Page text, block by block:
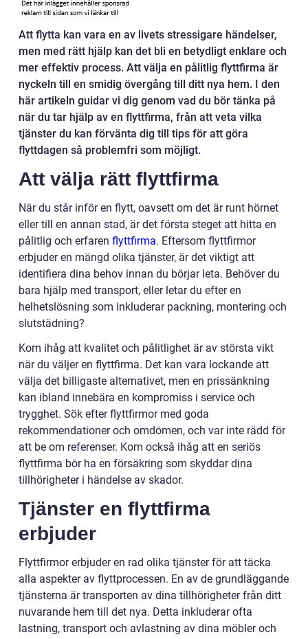
Att flytta kan vara en av livets stressigare händelser,
men med rätt hjälp kan det bli en betydligt enklare och
mer effektiv process. Att välja en pålitlig flyttfirma är
nyckeln till en smidig övergång till ditt nya hem. I den
här artikeln guidar vi dig genom vad du bör tänka på
när du tar hjälp av en flyttfirma, från att veta vilka
tjänster du kan förvänta dig till tips för att göra
flyttdagen så problemfri som möjligt.
Att välja rätt flyttfirma
När du står inför en flytt, oavsett om det är runt hörnet
eller till en annan stad, är det första steget att hitta en
pålitlig och erfaren flyttfirma. Eftersom flyttfirmor
erbjuder en mängd olika tjänster, är det viktigt att
identifiera dina behov innan du börjar leta. Behöver du
bara hjälp med transport, eller letar du efter en
helhetslösning som inkluderar packning, montering och
slutstädning?
Kom ihåg att kvalitet och pålitlighet är av största vikt
när du väljer en flyttfirma. Det kan vara lockande att
välja det billigaste alternativet, men en prissänkning
kan ibland innebära en kompromiss i service och
trygghet. Sök efter flyttfirmor med goda
rekommendationer och omdömen, och var inte rädd för
att be om referenser. Kom också ihåg att en seriös
flyttfirma bör ha en försäkring som skyddar dina
tillhörigheter i händelse av skador.
Tjänster en flyttfirma
erbjuder
Flyttfirmor erbjuder en rad olika tjänster för att täcka
alla aspekter av flyttprocessen. En av de grundläggande
tjänsterna är transporten av dina tillhörigheter från ditt
nuvarande hem till det nya. Detta inkluderar ofta
lastning, transport och avlastning av dina möbler och